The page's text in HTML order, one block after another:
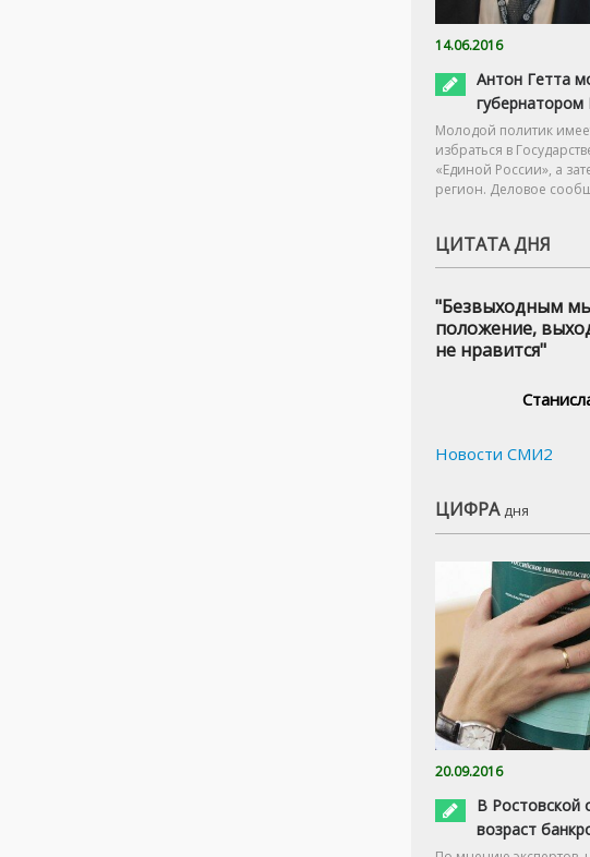
14.06.2016
Антон Гетта
губернатором
Молодой политик
избраться в
«Единой России», а
регион. Деловое
ЦИТАТА ДНЯ
"Безвыходным
положение,
не нравится"
Новости СМИ2
ЦИФРА дня
20.09.2016
В Ростовской
возраст